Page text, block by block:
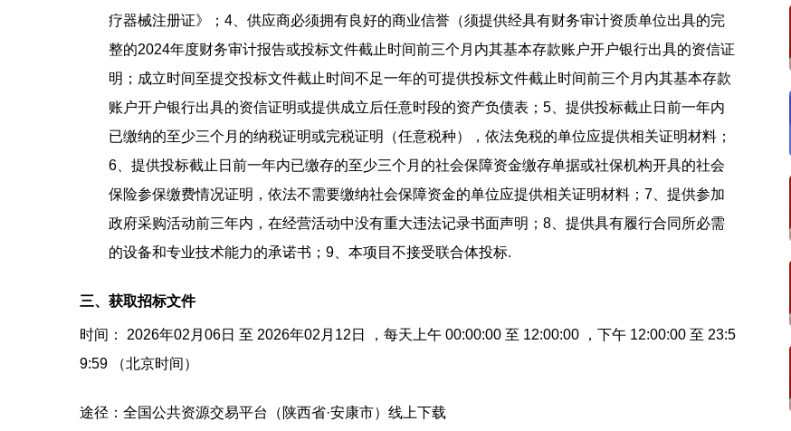
疗器械注册证》；4、供应商必须拥有良好的商业信誉（须提供经具有财务审计资质单位出具的完
整的2024年度财务审计报告或投标文件截止时间前三个月内其基本存款账户开户银行出具的资信证
明；成立时间至提交投标文件截止时间不足一年的可提供投标文件截止时间前三个月内其基本存款
账户开户银行出具的资信证明或提供成立后任意时段的资产负债表；5、提供投标截止日前一年内
已缴纳的至少三个月的纳税证明或完税证明（任意税种），依法免税的单位应提供相关证明材料；
6、提供投标截止日前一年内已缴存的至少三个月的社会保障资金缴存单据或社保机构开具的社会
保险参保缴费情况证明，依法不需要缴纳社会保障资金的单位应提供相关证明材料；7、提供参加
政府采购活动前三年内，在经营活动中没有重大违法记录书面声明；8、提供具有履行合同所必需
的设备和专业技术能力的承诺书；9、本项目不接受联合体投标.
三、获取招标文件
时间： 2026年02月06日 至 2026年02月12日 ，每天上午 00:00:00 至 12:00:00 ，下午 12:00:00 至 23:5
9:59
（北京时间）
途径： 全国公共资源交易平台（陕西省·安康市）线上下载